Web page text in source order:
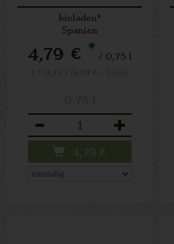
bioladen*
Spanien
4,79 € * / 0,75 l
4,79 €